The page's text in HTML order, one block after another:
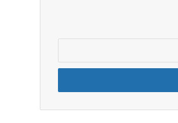
التقرير الرصدي للفترة الواقعة بين 16 – 31